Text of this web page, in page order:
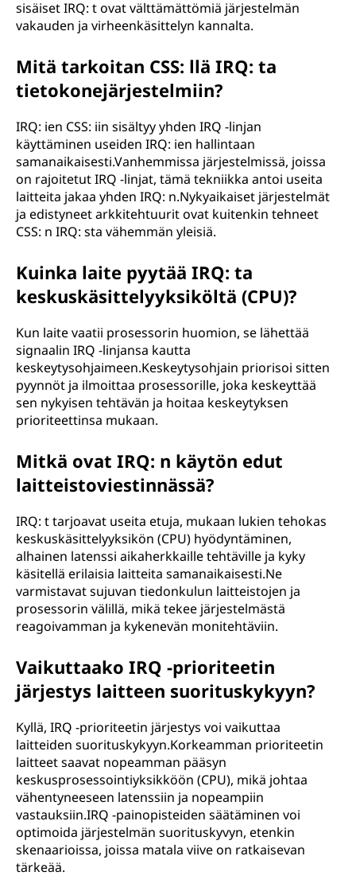
sisäiset IRQ: t ovat välttämättömiä järjestelmän
vakauden ja virheenkäsittelyn kannalta.
Mitä tarkoitan CSS: llä IRQ: ta
tietokonejärjestelmiin?
IRQ: ien CSS: iin sisältyy yhden IRQ -linjan
käyttäminen useiden IRQ: ien hallintaan
samanaikaisesti.Vanhemmissa järjestelmissä, joissa
on rajoitetut IRQ -linjat, tämä tekniikka antoi useita
laitteita jakaa yhden IRQ: n.Nykyaikaiset järjestelmät
ja edistyneet arkkitehtuurit ovat kuitenkin tehneet
CSS: n IRQ: sta vähemmän yleisiä.
Kuinka laite pyytää IRQ: ta
keskuskäsittelyyksiköltä (CPU)?
Kun laite vaatii prosessorin huomion, se lähettää
signaalin IRQ -linjansa kautta
keskeytysohjaimeen.Keskeytysohjain priorisoi sitten
pyynnöt ja ilmoittaa prosessorille, joka keskeyttää
sen nykyisen tehtävän ja hoitaa keskeytyksen
prioriteettinsa mukaan.
Mitkä ovat IRQ: n käytön edut
laitteistoviestinnässä?
IRQ: t tarjoavat useita etuja, mukaan lukien tehokas
keskuskäsittelyyksikön (CPU) hyödyntäminen,
alhainen latenssi aikaherkkaille tehtäville ja kyky
käsitellä erilaisia laitteita samanaikaisesti.Ne
varmistavat sujuvan tiedonkulun laitteistojen ja
prosessorin välillä, mikä tekee järjestelmästä
reagoivamman ja kykenevän monitehtäviin.
Vaikuttaako IRQ -prioriteetin
järjestys laitteen suorituskykyyn?
Kyllä, IRQ -prioriteetin järjestys voi vaikuttaa
laitteiden suorituskykyyn.Korkeamman prioriteetin
laitteet saavat nopeamman pääsyn
keskusprosessointiyksikköön (CPU), mikä johtaa
vähentyneeseen latenssiin ja nopeampiin
vastauksiin.IRQ -painopisteiden säätäminen voi
optimoida järjestelmän suorituskyvyn, etenkin
skenaarioissa, joissa matala viive on ratkaisevan
tärkeää.